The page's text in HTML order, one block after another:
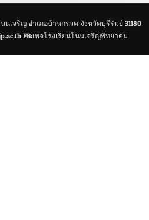
เจริญ อำเภอบ้านกรวด จังหวัดบุรีรัมย์ 31180
FB:เพจโรงเรียนโนนเจริญพิทยาคม